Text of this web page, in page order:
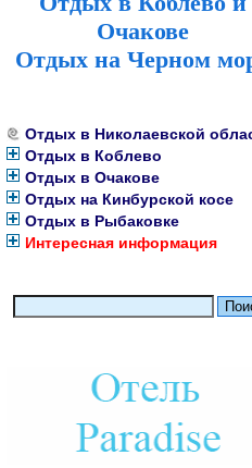
Очакове
Отдых на Черном
Отдых в Николаевской
Отдых в Коблево
Отдых в Очакове
Отдых на Кинбурской косе
Отдых в Рыбаковке
Интересная информация